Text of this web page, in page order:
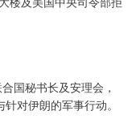
国秘书长及安理会，
对伊朗的军事行动。